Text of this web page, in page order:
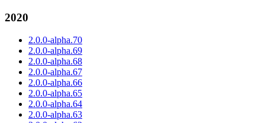
2020
2.0.0-alpha.70
2.0.0-alpha.69
2.0.0-alpha.68
2.0.0-alpha.67
2.0.0-alpha.66
2.0.0-alpha.65
2.0.0-alpha.64
2.0.0-alpha.63